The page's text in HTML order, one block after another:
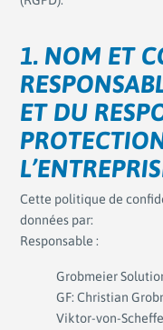
1. NOM ET
ET DU
Cette politique de
données par:
Responsable :
Grobmeier
GF: Christian
Viktor-von-